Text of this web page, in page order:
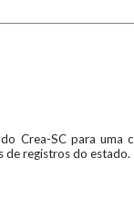
Crea-SC para uma
de registros do estado.